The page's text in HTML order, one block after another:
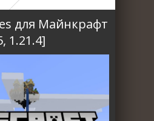
для Майнкрафт
1.21.4]